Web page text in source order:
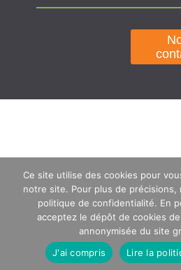
Ce site utilise des cookies pour
notre site. Pour plus de
politique de confidentialité. En
acceptez le dépôt de cookies
annonymisée du site
J'ai compris
Lire la